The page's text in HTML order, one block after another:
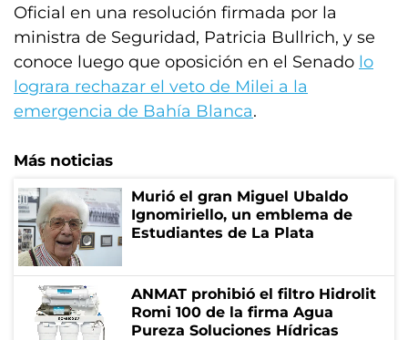
Oficial en una resolución firmada por la
ministra de Seguridad, Patricia Bullrich, y se
conoce luego que oposición en el Senado lo
lograra rechazar el veto de Milei a la
emergencia de Bahía Blanca.
Más noticias
Murió el gran Miguel Ubaldo
Ignomiriello, un emblema de
Estudiantes de La Plata
ANMAT prohibió el filtro Hidrolit
Romi 100 de la firma Agua
Pureza Soluciones Hídricas